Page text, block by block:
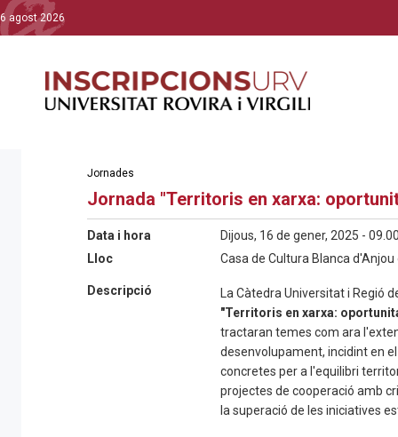
6 agost 2026
Jornades
Jornada "Territoris en xarxa:
Data i hora
Dijous, 16 de gener, 2025 -
Lloc
Casa de Cultura Blanca
Descripció
La Càtedra Universitat i Regió
"Territoris en xarxa:
tractaran temes com ara
desenvolupament, incidint en
concretes per a l'equilibri
projectes de cooperació amb
la superació de les iniciatives